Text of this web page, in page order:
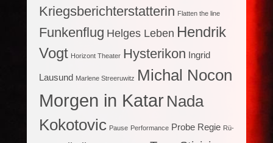
Kriegsberichterstatterin Flatten the line
Funkenflug Helges Leben Hendrik
Vogt Horizont Theater Hysterikon Ingrid
Lausund Marlene Streeruwitz Michal Nocon
Morgen in Katar Nada
Kokotovic Pause Performance Probe Regie Rü-